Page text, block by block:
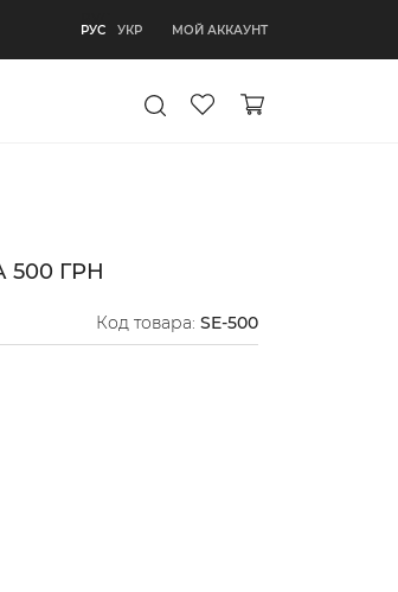
РУС УКР МОЙ АККАУНТ
ГРН
Код товара: SE-500